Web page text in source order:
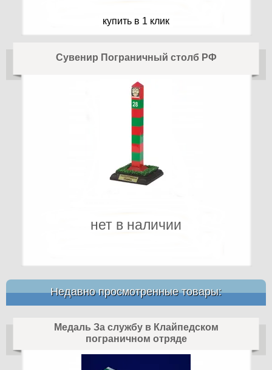
купить в 1 клик
Сувенир Пограничный столб РФ
нет в наличии
Недавно просмотренные товары:
Медаль За службу в Клайпедском
пограничном отряде